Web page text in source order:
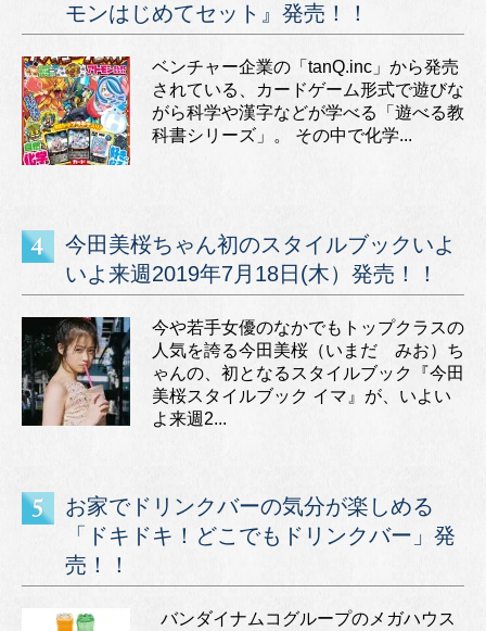
モンはじめてセット』発売！！
ベンチャー企業の「tanQ.inc」から発売
されている、カードゲーム形式で遊びな
がら科学や漢字などが学べる「遊べる教
科書シリーズ」。 その中で化学...
今田美桜ちゃん初のスタイルブックいよ
いよ来週2019年7月18日(木）発売！！
今や若手女優のなかでもトップクラスの
人気を誇る今田美桜（いまだ みお）ち
ゃんの、初となるスタイルブック『今田
美桜スタイルブック イマ』が、いよい
よ来週2...
お家でドリンクバーの気分が楽しめる
「ドキドキ！どこでもドリンクバー」発
売！！
バンダイナムコグループのメガハウス